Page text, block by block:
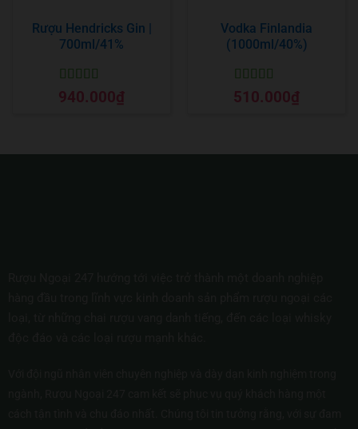
Rượu Hendricks Gin |
700ml/41%
Được xếp
hạng55 sao
940.000₫
Vodka Finlandia
(1000ml/40%)
Được xếp
hạng55 sao
510.000₫